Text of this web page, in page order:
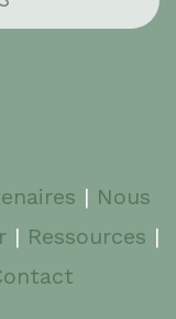
| Nous
| Ressources |